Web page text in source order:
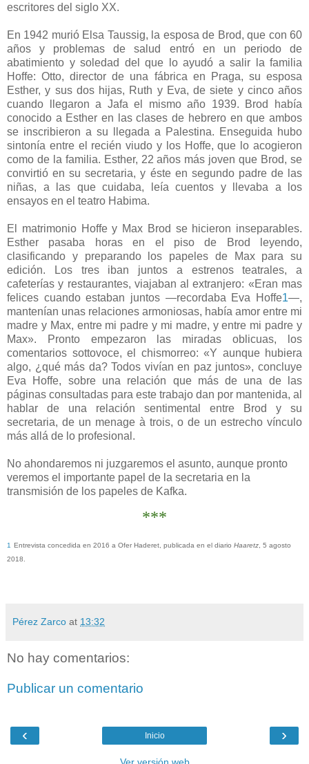
escritores del siglo XX.
En 1942 murió Elsa Taussig, la esposa de Brod, que con 60
años y problemas de salud entró en un periodo de
abatimiento y soledad del que lo ayudó a salir la familia
Hoffe: Otto, director de una fábrica en Praga, su esposa
Esther, y sus dos hijas, Ruth y Eva, de siete y cinco años
cuando llegaron a Jafa el mismo año 1939. Brod había
conocido a Esther en las clases de hebrero en que ambos
se inscribieron a su llegada a Palestina. Enseguida hubo
sintonía entre el recién viudo y los Hoffe, que lo acogieron
como de la familia. Esther, 22 años más joven que Brod, se
convirtió en su secretaria, y éste en segundo padre de las
niñas, a las que cuidaba, leía cuentos y llevaba a los
ensayos en el teatro Habima.
El matrimonio Hoffe y Max Brod se hicieron inseparables.
Esther pasaba horas en el piso de Brod leyendo,
clasificando y preparando los papeles de Max para su
edición. Los tres iban juntos a estrenos teatrales, a
cafeterías y restaurantes, viajaban al extranjero: «Eran mas
felices cuando estaban juntos —recordaba Eva Hoffe1—,
mantenían unas relaciones armoniosas, había amor entre mi
madre y Max, entre mi padre y mi madre, y entre mi padre y
Max». Pronto empezaron las miradas oblicuas, los
comentarios sottovoce, el chismorreo: «Y aunque hubiera
algo, ¿qué más da? Todos vivían en paz juntos», concluye
Eva Hoffe, sobre una relación que más de una de las
páginas consultadas para este trabajo dan por mantenida, al
hablar de una relación sentimental entre Brod y su
secretaria, de un menage à trois, o de un estrecho vínculo
más allá de lo profesional.
No ahondaremos ni juzgaremos el asunto, aunque pronto
veremos el importante papel de la secretaria en la
transmisión de los papeles de Kafka.
***
1 Entrevista concedida en 2016 a Ofer Haderet, publicada en el diario Haaretz, 5 agosto
2018.
Pérez Zarco at 13:32
No hay comentarios:
Publicar un comentario
‹ ›
Inicio